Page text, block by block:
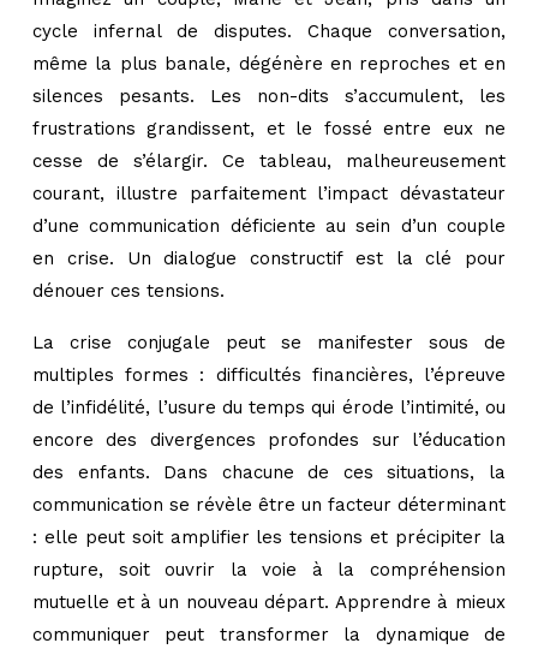
cycle infernal de disputes. Chaque conversation,
même la plus banale, dégénère en reproches et en
silences pesants. Les non-dits s’accumulent, les
frustrations grandissent, et le fossé entre eux ne
cesse de s’élargir. Ce tableau, malheureusement
courant, illustre parfaitement l’impact dévastateur
d’une communication déficiente au sein d’un couple
en crise. Un dialogue constructif est la clé pour
dénouer ces tensions.
La crise conjugale peut se manifester sous de
multiples formes : difficultés financières, l’épreuve
de l’infidélité, l’usure du temps qui érode l’intimité, ou
encore des divergences profondes sur l’éducation
des enfants. Dans chacune de ces situations, la
communication se révèle être un facteur déterminant
: elle peut soit amplifier les tensions et précipiter la
rupture, soit ouvrir la voie à la compréhension
mutuelle et à un nouveau départ. Apprendre à mieux
communiquer peut transformer la dynamique de